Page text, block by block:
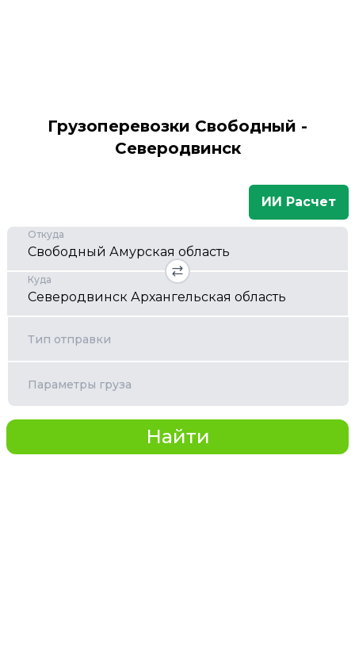
Грузоперевозки Свободный -
Северодвинск
ИИ Расчет
Откуда
Куда
Тип отправки
Параметры груза
Найти